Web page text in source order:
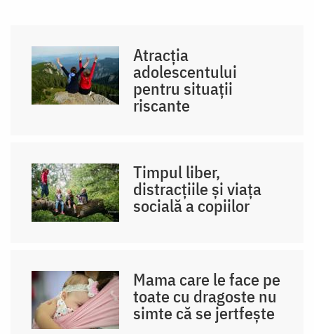
Atracția
adolescentului
pentru situații
riscante
Timpul liber,
distracțiile și viața
socială a copiilor
Mama care le face pe
toate cu dragoste nu
simte că se jertfește